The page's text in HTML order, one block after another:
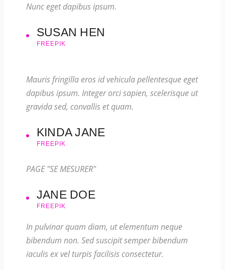
Nunc eget dapibus ipsum.
SUSAN HEN
FREEPIK
Mauris fringilla eros id vehicula pellentesque eget
dapibus ipsum. Integer orci sapien, scelerisque ut
gravida sed, convallis et quam.
KINDA JANE
FREEPIK
PAGE "SE MESURER"
JANE DOE
FREEPIK
In pulvinar quam diam, ut elementum neque
bibendum non. Sed suscipit semper bibendum
iaculis ex vel turpis facilisis consectetur.